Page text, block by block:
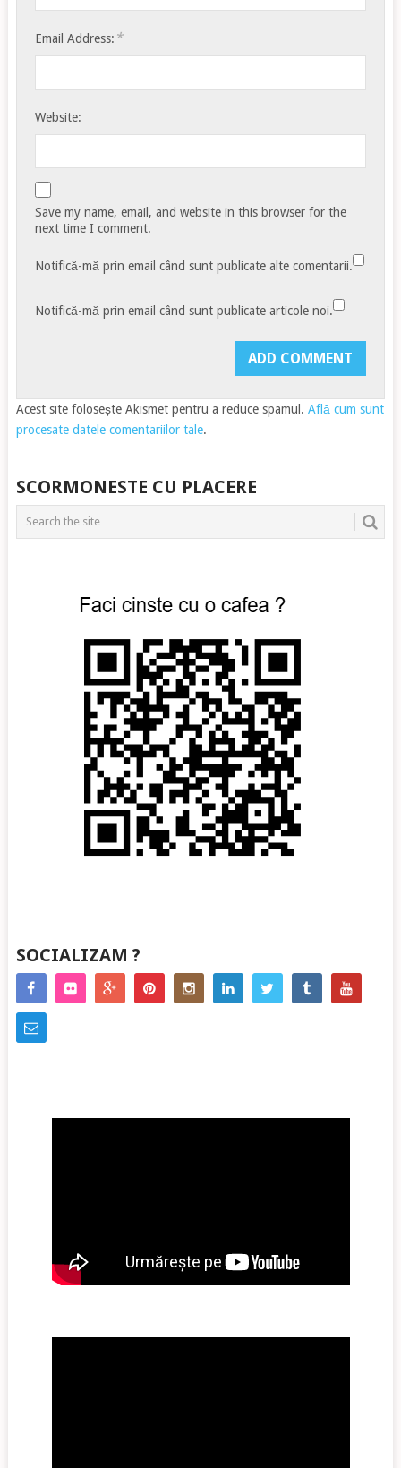
Email Address: *
Website:
Save my name, email, and website in this browser for the
next time I comment.
Notifică-mă prin email când sunt publicate alte comentarii.
Notifică-mă prin email când sunt publicate articole noi.
Acest site folosește Akismet pentru a reduce spamul. Află cum sunt
procesate datele comentariilor tale.
SCORMONESTE CU PLACERE
SOCIALIZAM ?